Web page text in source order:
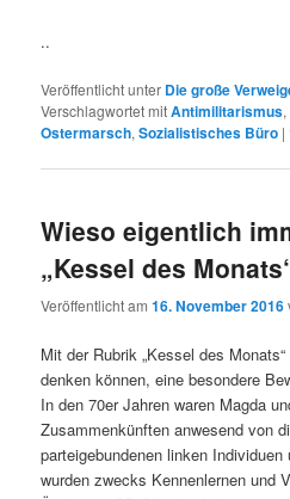
..
Veröffentlicht unter Die große
Verschlagwortet mitAntimilitarismus,
Ostermarsch,Sozialistisches Büro |
Wieso eigentlich
„Kessel des
Veröffentlicht am16. November 2016
Mit der Rubrik „Kessel des
denken können, eine besondere
In den 70er Jahren waren Magda
Zusammenkünften anwesend von
parteigebundenen linken
wurden zwecks Kennenlernen und